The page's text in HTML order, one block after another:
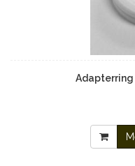
Adapterring